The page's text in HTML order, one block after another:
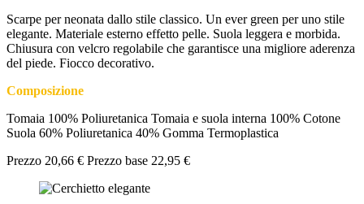
Scarpe per neonata dallo stile classico. Un ever green per uno stile
elegante. Materiale esterno effetto pelle. Suola leggera e morbida.
Chiusura con velcro regolabile che garantisce una migliore aderenza
del piede. Fiocco decorativo.
Composizione
Tomaia 100% Poliuretanica Tomaia e suola interna 100% Cotone
Suola 60% Poliuretanica 40% Gomma Termoplastica
Prezzo 20,66 € Prezzo base 22,95 €